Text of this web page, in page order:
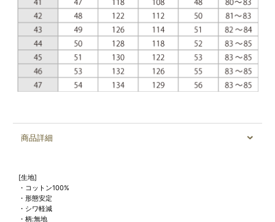
商品詳細
[生地]
・コットン100%
・形態安定
・シワ軽減
・柄:無地